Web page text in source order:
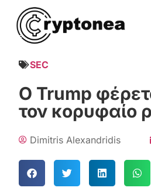
SEC
Ο Trump
τον κορυφαίο
Dimitris Alexandridis